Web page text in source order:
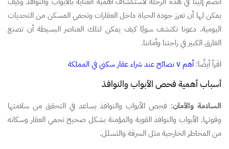
يمكن لها أن تعزز جودة الحياة داخل العقارات وتحمي المسكن من التحديات
اليومية. دعونا نكتشف سويًا كيف يمكن لتلك العناصر البسيطة أن تصنع
الفارق الكبير في راحتنا وأماننا.
اقرأ أيضًا:أهم ٧ نصائح عند شراء عقار سكني في المملكة
أسباب أهمية فحص الأبواب والنوافذ
السلامة والأمان: فحص الأبواب والنوافذ يساعد في التحقق من سلامتها
وقوتها. الأبواب والنوافذ القوية والمؤمنة بشكل صحيح تحمي العقار وسكانه
من المخاطر الخارجية مثل السرقة والتسلل.